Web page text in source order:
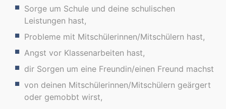
Sorge um Schule und deine schulischen
Leistungen hast,
Probleme mit Mitschülerinnen/Mitschülern hast,
Angst vor Klassenarbeiten hast,
dir Sorgen um eine Freundin/einen Freund machst
von deinen Mitschülerinnen/Mitschülern geärgert
oder gemobbt wirst,